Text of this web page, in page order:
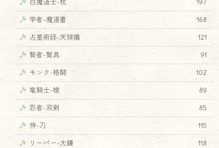
白魔道士-杖
197
学者-魔道書
168
占星術師-天球儀
121
賢者-賢具
91
モンク-格闘
102
竜騎士-槍
89
忍者-双剣
85
侍-刀
115
リーパー-大鎌
118